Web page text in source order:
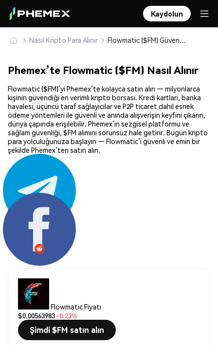
Kaydolun
Nasıl Kripto Para Alınır Flowmatic ($FM) Güvenle Satın Alın ve Saklayın
Phemex’te Flowmatic ($FM) Nasıl Alınır
Flowmatic ($FM)’yi Phemex’te kolayca satın alın — milyonlarca
kişinin güvendiği en verimli kripto borsası. Kredi kartları, banka
havalesi, üçüncü taraf sağlayıcılar ve P2P ticaret dahil esnek
ödeme yöntemleri ile güvenli ve anında alışverişin keyfini çıkarın,
dünya çapında erişilebilir. Phemex’in sezgisel platformu ve
sağlam güvenliği, $FM alımını sorunsuz hale getirir. Bugün kripto
para yolculuğunuza başlayın — Flowmatic’i güvenli ve emin bir
şekilde Phemex’ten satın alın.
Paylaş:
Flowmatic Fiyatı
$0.00563983 -0.23%
Şimdi $FM satın alın